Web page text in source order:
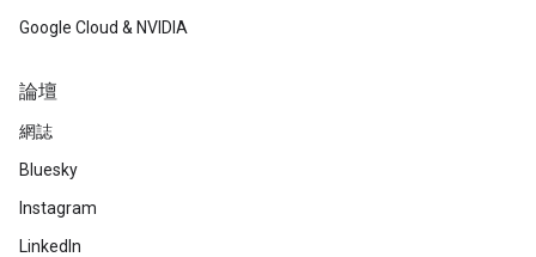
Google Cloud & NVIDIA
論壇
網誌
Bluesky
Instagram
LinkedIn